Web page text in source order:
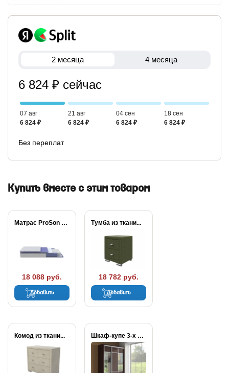
2 месяца 4 месяца
6 824 ₽ сейчас
07 авг
6 824 ₽
21 авг
6 824 ₽
04 сен
6 824 ₽
18 сен
6 824 ₽
Без переплат
Купить вместе с этим товаром
Матрас ProSon Active...
18 088 руб.
Добавить
Тумба из ткани...
18 782 руб.
Добавить
Комод из ткани... Шкаф-купе 3-х дверный...